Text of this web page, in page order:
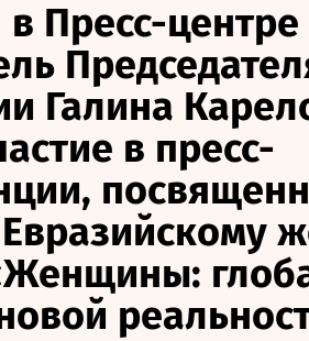
в Пресс-
Галина
в пресс-